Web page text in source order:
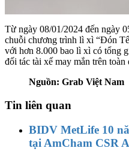
Từ ngày 08/01/2024 đến ngày
chuỗi chương trình lì xì “Đón
với hơn 8.000 bao lì xì có tổng
đối tác tài xế may mắn trên toàn
Nguồn: Grab Việt Nam
Tin liên quan
BIDV MetLife 10
tại AmCham CSR